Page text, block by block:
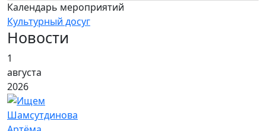
Календарь мероприятий
Культурный досуг
Новости
1
августа
2026